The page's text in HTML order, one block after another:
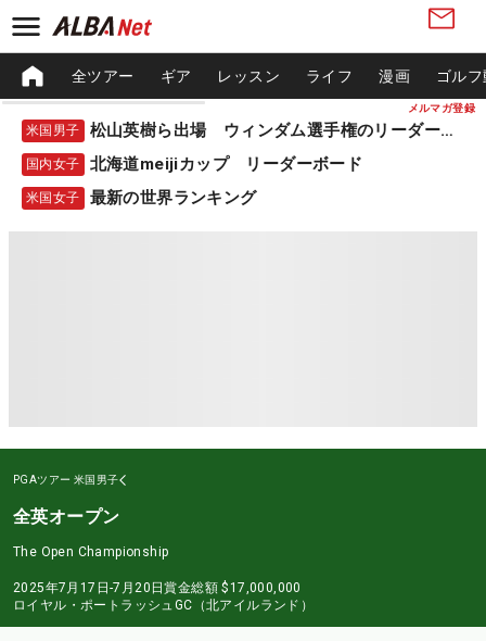
メルマガ登録
全ツアー ギア レッスン ライフ 漫画 ゴル
米国男子 松山英樹ら出場 ウィンダム選手権のリーダーボード
国内女子 北海道meijiカップ リーダーボード
米国女子 最新の世界ランキング
PGAツアー 米国男子
全英オープン
The Open Championship
2025年7月17日-7月20日賞金総額 $17,000,000
ロイヤル・ポートラッシュGC（北アイルランド）